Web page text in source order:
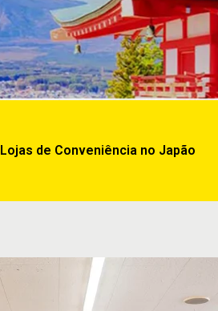
Lojas de Conveniência no Japão